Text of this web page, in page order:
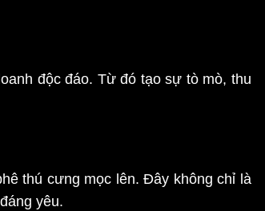
độc đáo. Từ đó tạo sự tò mò, thu
thú cưng mọc lên. Đây không chỉ là
yêu.